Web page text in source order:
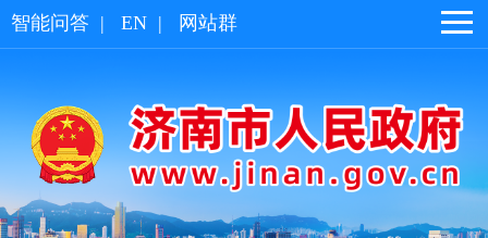
智能问答 | EN | 网站群